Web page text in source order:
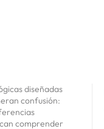
diseñadas
confusión:
comprender